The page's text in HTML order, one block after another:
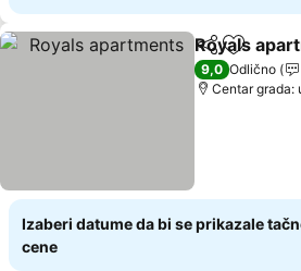
Deli Dodati
Royals
9,0 Odlično
Centar grada:
Izaberi datume da bi se prikazale
cene